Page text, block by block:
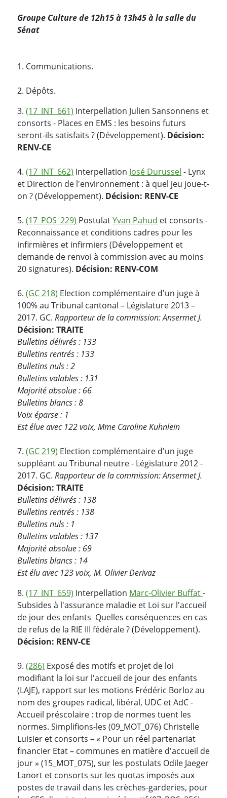
Groupe Culture de 12h15 à 13h45 à la salle du
Sénat
1. Communications.
2. Dépôts.
3. (17_INT_661) Interpellation Julien Sansonnens et
consorts - Places en EMS : les besoins futurs
seront-ils satisfaits ? (Développement). Décision:
RENV-CE
4. (17_INT_662) Interpellation José Durussel - Lynx
et Direction de l'environnement : à quel jeu joue-t-
on ? (Développement). Décision: RENV-CE
5. (17_POS_229) PostulatYvan Pahud et consorts -
Reconnaissance et conditions cadres pour les
infirmières et infirmiers (Développement et
demande de renvoi à commission avec au moins
20 signatures). Décision: RENV-COM
6. (GC 218) Election complémentaire d'un juge à
100% au Tribunal cantonal – Législature 2013 –
2017. GC. Rapporteur de la commission: Ansermet J.
Décision: TRAITE
Bulletins délivrés : 133
Bulletins rentrés : 133
Bulletins nuls : 2
Bulletins valables : 131
Majorité absolue : 66
Bulletins blancs : 8
Voix éparse : 1
Est élue avec 122 voix, Mme Caroline Kuhnlein
7. (GC 219) Election complémentaire d'un juge
suppléant au Tribunal neutre - Législature 2012 -
2017. GC. Rapporteur de la commission: Ansermet J.
Décision: TRAITE
Bulletins délivrés : 138
Bulletins rentrés : 138
Bulletins nuls : 1
Bulletins valables : 137
Majorité absolue : 69
Bulletins blancs : 14
Est élu avec 123 voix, M. Olivier Derivaz
8. (17_INT_659) Interpellation Marc-Olivier Buffat-
Subsides à l'assurance maladie et Loi sur l'accueil
de jour des enfants Quelles conséquences en cas
de refus de la RIE III fédérale ? (Développement).
Décision: RENV-CE
9. (286) Exposé des motifs et projet de loi
modifiant la loi sur l'accueil de jour des enfants
(LAJE), rapport sur les motions Frédéric Borloz au
nom des groupes radical, libéral, UDC et AdC -
Accueil préscolaire : trop de normes tuent les
normes. Simplifions-les (09_MOT_076) Christelle
Luisier et consorts – « Pour un réel partenariat
financier Etat – communes en matière d'accueil de
jour » (15_MOT_075), sur les postulats Odile Jaeger
Lanort et consorts sur les quotas imposés aux
postes de travail dans les crèches-garderies, pour